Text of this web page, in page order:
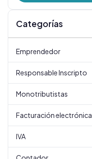
Categorías
Emprendedor
Responsable Inscripto
Monotributistas
Facturación electrónica
IVA